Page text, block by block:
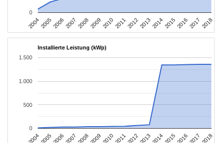
2004200520062007 2008200920102011201220132014201520162017 2018
0
Installierte Leistung (kWp)
2004200520062007 2008200920102011201220132014201520162017 2018
0
500
1.000
1.500